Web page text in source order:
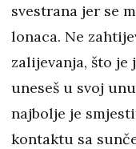
svestrana jer se
lonaca. Ne
zalijevanja, što je
uneseš u svoj
najbolje je
kontaktu sa